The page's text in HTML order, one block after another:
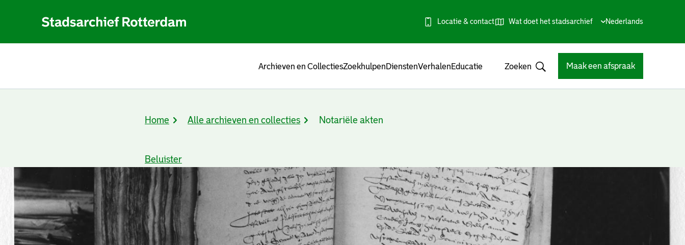
Locatie & contact Wat doet het stadsarchief
Huidige
Nederlands
Archieven en CollectiesZoekhulpenDienstenVerhalenEducatie Zoeken Maak een afspraak
Kruimelpad
Home Alle archieven en collecties Notariële akten
Beluister